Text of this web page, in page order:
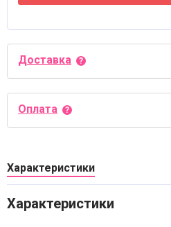
Доставка
Оплата
Характеристики
Характеристики